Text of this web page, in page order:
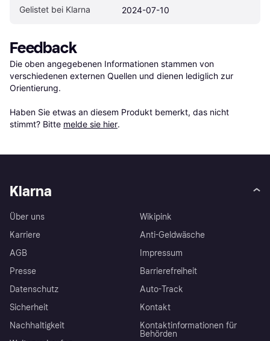
Gelistet bei Klarna 2024-07-10
Feedback
Die oben angegebenen Informationen stammen von
verschiedenen externen Quellen und dienen lediglich zur
Orientierung.
Haben Sie etwas an diesem Produkt bemerkt, das nicht
stimmt? Bitte melde sie hier.
Klarna
Über uns
Karriere
AGB
Presse
Datenschutz
Sicherheit
Nachhaltigkeit
Wikipink
Anti-Geldwäsche
Impressum
Barrierefreiheit
Auto-Track
Kontakt
Kontaktinformationen für
Behörden